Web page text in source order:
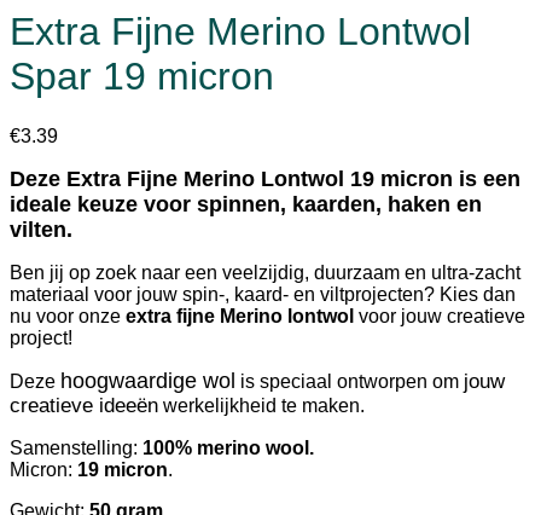
Extra Fijne Merino Lontwol
Spar 19 micron
€3.39
Deze Extra Fijne Merino Lontwol 19 micron is een
ideale keuze voor spinnen, kaarden, haken en
vilten.
Ben jij op zoek naar een veelzijdig, duurzaam en ultra-zacht
materiaal voor jouw spin-, kaard- en viltprojecten? Kies dan
nu voor onze extra fijne Merino lontwol voor jouw creatieve
project!
Deze hoogwaardige wol is speciaal ontworpen om jouw
creatieve ideeën werkelijkheid te maken.
Samenstelling: 100% merino wool.
Micron: 19 micron.
Gewicht: 50 gram